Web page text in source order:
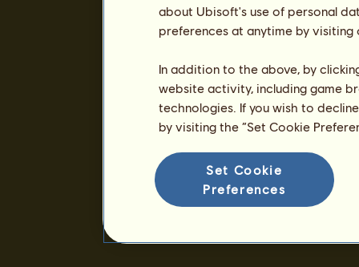
about Ubisoft's use of personal
preferences at anytime by
In addition to the above, by
website activity, including game
technologies. If you wish to
by visiting the “Set Cookie
Set Cookie
Preferences